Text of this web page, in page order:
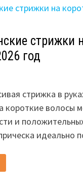
стрижки
год
стрижка в
короткие волосы
и